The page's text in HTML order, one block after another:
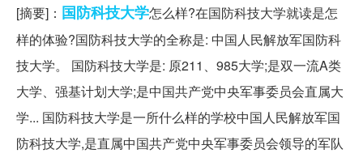
[摘要]： 国防科技大学怎么样?在国防科技大学就读是怎
样的体验?国防科技大学的全称是: 中国人民解放军国防科
技大学。 国防科技大学是: 原211、985大学;是双一流A类
大学、强基计划大学;是中国共产党中央军事委员会直属大
学... 国防科技大学是一所什么样的学校中国人民解放军国
防科技大学,是直属中国共产党中央军事委员会领导的军队